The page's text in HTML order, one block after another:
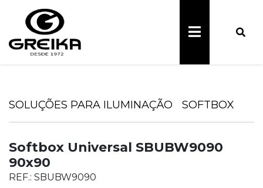
SOLUÇÕES PARA ILUMINAÇÃO SOFTBOX
Softbox Universal SBUBW9090
90x90
REF.: SBUBW9090